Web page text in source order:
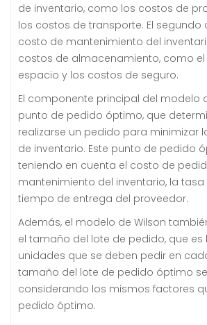
de inventario, como los costos de
los costos de transporte. El segundo
costo de mantenimiento del
costos de almacenamiento, como el
espacio y los costos de seguro.
El componente principal del modelo
punto de pedido óptimo, que
realizarse un pedido para minimizar
de inventario. Este punto de pedido
teniendo en cuenta el costo de
mantenimiento del inventario, la
tiempo de entrega del proveedor.
Además, el modelo de Wilson
el tamaño del lote de pedido, que
unidades que se deben pedir en
tamaño del lote de pedido óptimo
considerando los mismos factores
pedido óptimo.